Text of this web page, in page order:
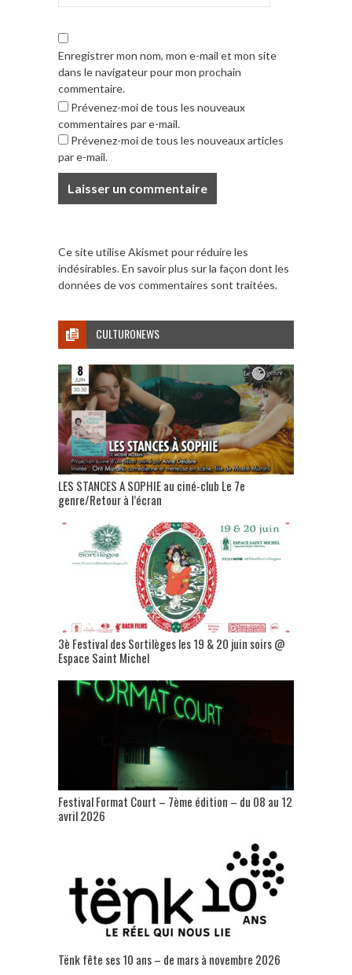
Enregistrer mon nom, mon e-mail et mon site
dans le navigateur pour mon prochain
commentaire.
Prévenez-moi de tous les nouveaux
commentaires par e-mail.
Prévenez-moi de tous les nouveaux articles
par e-mail.
Ce site utilise Akismet pour réduire les
indésirables.En savoir plus sur la façon dont les
données de vos commentaires sont traitées.
CULTURONEWS
LES STANCES A SOPHIE au ciné-club Le 7e
genre/Retour à l’écran
3è Festival des Sortilèges les 19 & 20 juin soirs @
Espace Saint Michel
Festival Format Court – 7ème édition – du 08 au 12
avril 2026
Tënk fête ses 10 ans – de mars à novembre 2026